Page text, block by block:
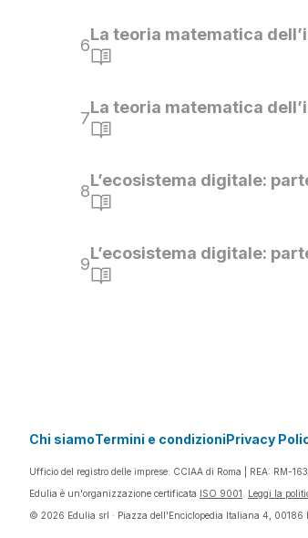
6
La teoria matematica
7
La teoria matematica
8
L’ecosistema digitale:
9
L’ecosistema digitale:
Chi siamoTermini e condizioniPrivacy
Ufficio del registro delle imprese: CCIAA di Roma | REA: RM-
Edulia è un'organizzazione certificata ISO 9001
Leggi la
© 2026 Edulia srl · Piazza dell'Enciclopedia Italiana 4, 00186